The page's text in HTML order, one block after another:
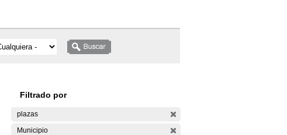
Filtrado por
plazas
Municipio